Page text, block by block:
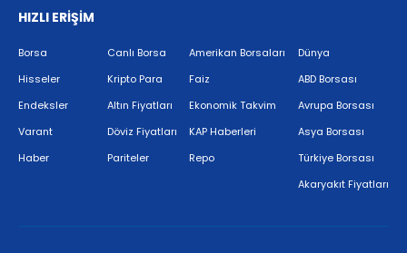
HIZLI ERİŞİM
Borsa
Hisseler
Endeksler
Varant
Haber
Canlı Borsa
Kripto Para
Altın Fiyatları
Döviz Fiyatları
Pariteler
Amerikan Borsaları
Faiz
Ekonomik Takvim
KAP Haberleri
Repo
Dünya
ABD Borsası
Avrupa Borsası
Asya Borsası
Türkiye Borsası
Akaryakıt Fiyatları